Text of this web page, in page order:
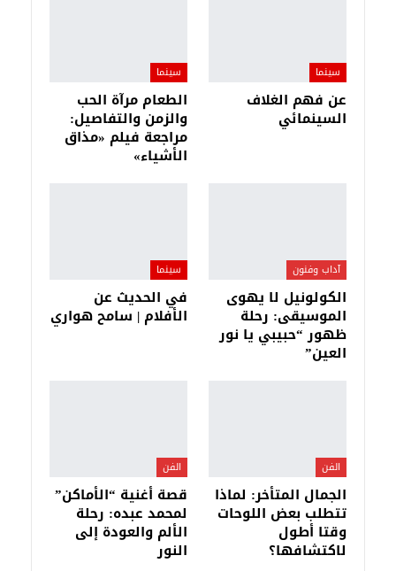
سينما
عن فهم الغلاف
السينمائي
سينما
الطعام مرآة الحب
والزمن والتفاصيل:
مراجعة فيلم «مذاق
الأشياء»
آداب وفنون
الكولونيل لا يهوى
الموسيقى: رحلة
ظهور “حبيبي يا نور
العين”
سينما
في الحديث عن
الأفلام | سامح هواري
الفن
الجمال المتأخر: لماذا
تتطلب بعض اللوحات
وقتا أطول
لاكتشافها؟
الفن
قصة أغنية “الأماكن”
لمحمد عبده: رحلة
الألم والعودة إلى
النور